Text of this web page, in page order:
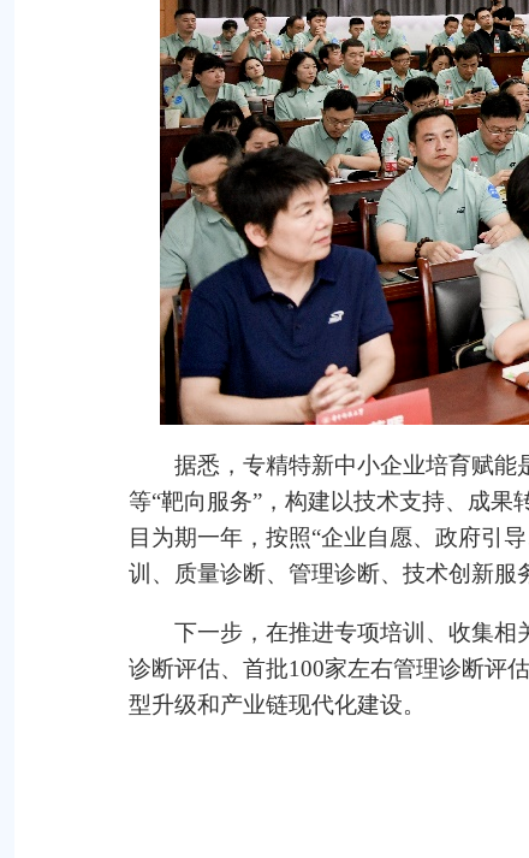
据悉，专精特新中小企业培育赋
等“靶向服务”，构建以技术支持、成
目为期一年，按照“企业自愿、政府引
训、质量诊断、管理诊断、技术创新服
下一步，在推进专项培训、收集相
诊断评估、首批100家左右管理诊断评
型升级和产业链现代化建设。